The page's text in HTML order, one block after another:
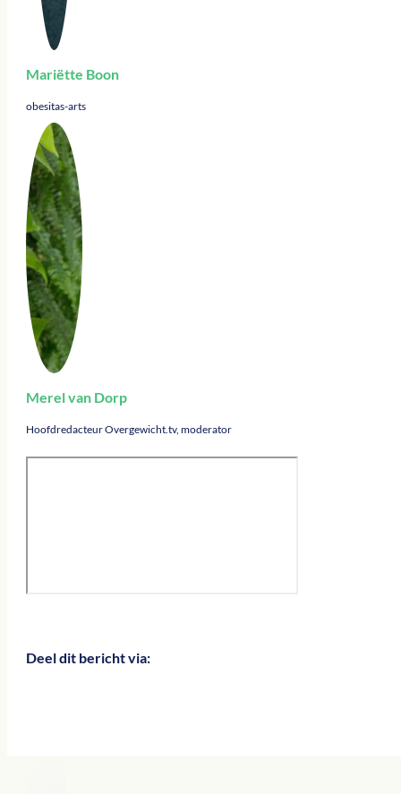
Mariëtte Boon
obesitas-arts ​​​​​​​
Merel van Dorp
Hoofdredacteur Overgewicht.tv, moderator
Deel dit bericht via: